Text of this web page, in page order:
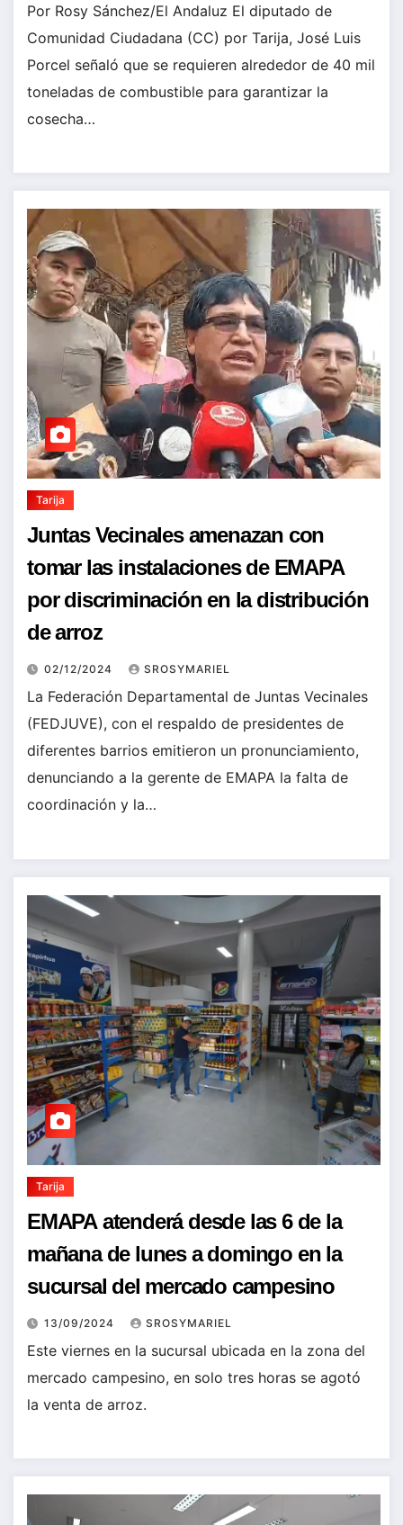
Por Rosy Sánchez/El Andaluz El diputado de
Comunidad Ciudadana (CC) por Tarija, José Luis
Porcel señaló que se requieren alrededor de 40 mil
toneladas de combustible para garantizar la
cosecha…
Tarija
Juntas Vecinales amenazan con
tomar las instalaciones de EMAPA
por discriminación en la distribución
de arroz
02/12/2024 SROSYMARIEL
La Federación Departamental de Juntas Vecinales
(FEDJUVE), con el respaldo de presidentes de
diferentes barrios emitieron un pronunciamiento,
denunciando a la gerente de EMAPA la falta de
coordinación y la…
Tarija
EMAPA atenderá desde las 6 de la
mañana de lunes a domingo en la
sucursal del mercado campesino
13/09/2024 SROSYMARIEL
Este viernes en la sucursal ubicada en la zona del
mercado campesino, en solo tres horas se agotó
la venta de arroz.